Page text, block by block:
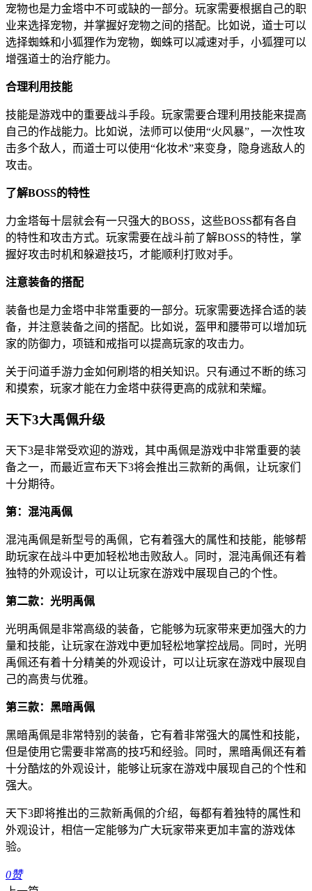
宠物也是力金塔中不可或缺的一部分。玩家需要根据自己的职
业来选择宠物，并掌握好宠物之间的搭配。比如说，道士可以
选择蜘蛛和小狐狸作为宠物，蜘蛛可以减速对手，小狐狸可以
增强道士的治疗能力。
合理利用技能
技能是游戏中的重要战斗手段。玩家需要合理利用技能来提高
自己的作战能力。比如说，法师可以使用“火风暴”，一次性攻
击多个敌人，而道士可以使用“化妆术”来变身，隐身逃敌人的
攻击。
了解BOSS的特性
力金塔每十层就会有一只强大的BOSS，这些BOSS都有各自
的特性和攻击方式。玩家需要在战斗前了解BOSS的特性，掌
握好攻击时机和躲避技巧，才能顺利打败对手。
注意装备的搭配
装备也是力金塔中非常重要的一部分。玩家需要选择合适的装
备，并注意装备之间的搭配。比如说，盔甲和腰带可以增加玩
家的防御力，项链和戒指可以提高玩家的攻击力。
关于问道手游力金如何刷塔的相关知识。只有通过不断的练习
和摸索，玩家才能在力金塔中获得更高的成就和荣耀。
天下3大禹佩升级
天下3是非常受欢迎的游戏，其中禹佩是游戏中非常重要的装
备之一，而最近宣布天下3将会推出三款新的禹佩，让玩家们
十分期待。
第：混沌禹佩
混沌禹佩是新型号的禹佩，它有着强大的属性和技能，能够帮
助玩家在战斗中更加轻松地击败敌人。同时，混沌禹佩还有着
独特的外观设计，可以让玩家在游戏中展现自己的个性。
第二款：光明禹佩
光明禹佩是非常高级的装备，它能够为玩家带来更加强大的力
量和技能，让玩家在游戏中更加轻松地掌控战局。同时，光明
禹佩还有着十分精美的外观设计，可以让玩家在游戏中展现自
己的高贵与优雅。
第三款：黑暗禹佩
黑暗禹佩是非常特别的装备，它有着非常强大的属性和技能，
但是使用它需要非常高的技巧和经验。同时，黑暗禹佩还有着
十分酷炫的外观设计，能够让玩家在游戏中展现自己的个性和
强大。
天下3即将推出的三款新禹佩的介绍，每都有着独特的属性和
外观设计，相信一定能够为广大玩家带来更加丰富的游戏体
验。
0赞